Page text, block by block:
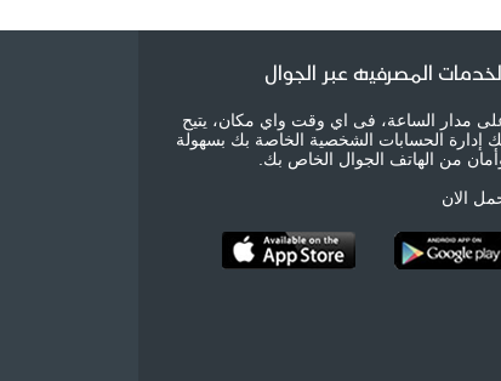
المصرفيه عبر الجوال
مدار الساعة، فى اي وقت واي مكان، يتيح
إدارة الحسابات الشخصية الخاصة بك بسهولة
من الهاتف الجوال الخاص بك.
الان